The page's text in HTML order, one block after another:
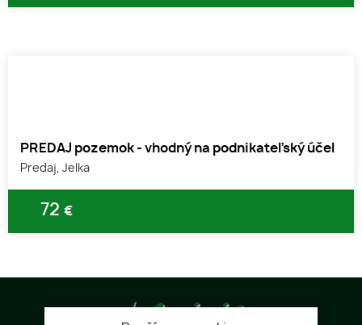
PREDAJ pozemok - vhodný na podnikateľský účel
Predaj, Jelka
72 €